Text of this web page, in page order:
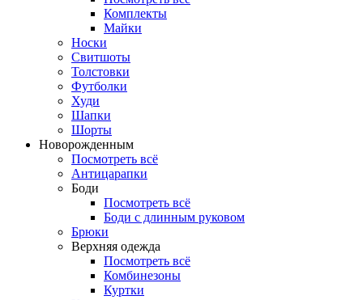
Комплекты
Майки
Носки
Свитшоты
Толстовки
Футболки
Худи
Шапки
Шорты
Новорожденным
Посмотреть всё
Антицарапки
Боди
Посмотреть всё
Боди с длинным руковом
Брюки
Верхняя одежда
Посмотреть всё
Комбинезоны
Куртки